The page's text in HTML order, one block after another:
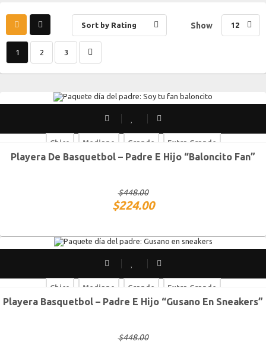
Sort by Rating Show 12
1 2 3
Chico Mediano Grande Extra Grande
Chico Mediano Grande Extra Grande
Playera De Basquetbol – Padre E Hijo “Baloncito Fan”
$448.00
$224.00
Chico Mediano Grande Extra Grande
Chico Mediano Grande Extra Grande
Playera Basquetbol – Padre E Hijo “Gusano En Sneakers”
$448.00